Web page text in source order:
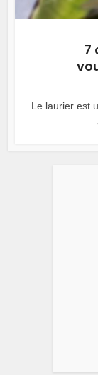
7
Le laurier est